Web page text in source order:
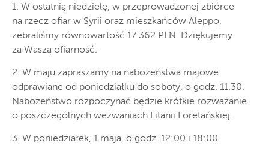
1. W ostatnią niedzielę, w przeprowadzonej zbiórce
na rzecz ofiar w Syrii oraz mieszkańców Aleppo,
zebraliśmy równowartość 17 362 PLN. Dziękujemy
za Waszą ofiarność.
2. W maju zapraszamy na nabożeństwa majowe
odprawiane od poniedziałku do soboty, o godz. 11.30.
Nabożeństwo rozpoczynać będzie krótkie rozważanie
o poszczególnych wezwaniach Litanii Loretańskiej.
3. W poniedziałek, 1 maja, o godz. 12:00 i 18:00